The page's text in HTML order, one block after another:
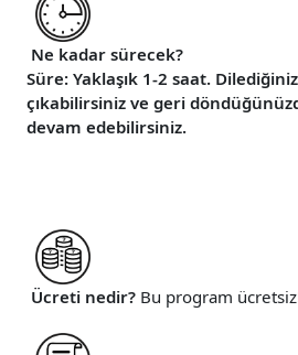
Ne kadar sürecek?
Süre: Yaklaşık 1-2 saat.
çıkabilirsiniz ve geri
devam edebilirsiniz.
Ücreti nedir? Bu program